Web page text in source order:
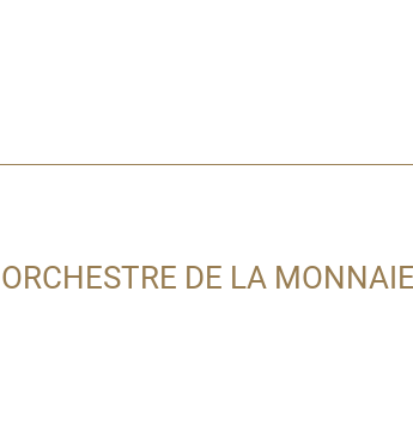
ORCHESTRE DE LA